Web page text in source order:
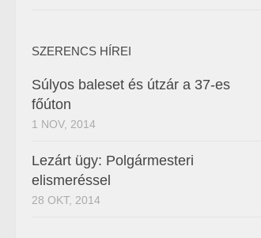
SZERENCS HÍREI
Súlyos baleset és útzár a 37-es
főúton
1 NOV, 2014
Lezárt ügy: Polgármesteri
elismeréssel
28 OKT, 2014